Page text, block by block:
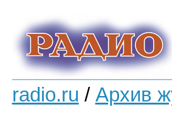
radio.ru / Архив